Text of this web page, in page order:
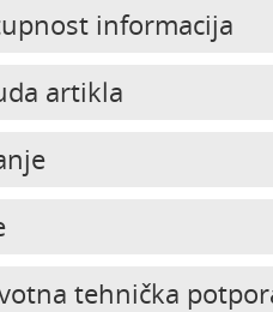
informacija
artikla
tehnička